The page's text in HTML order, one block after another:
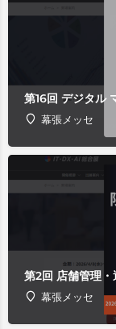
第16回 デジタル
幕張メッセ
第2回 店舗管理
幕張メッセ